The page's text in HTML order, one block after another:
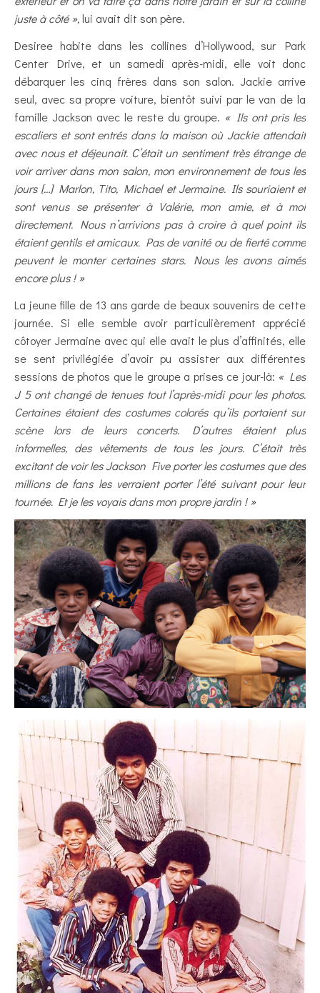
juste à côté »,lui avait dit son père.
Desiree habite dans les collines d’Hollywood, sur Park
Center Drive, et un samedi après-midi, elle voit donc
débarquer les cinq frères dans son salon. Jackie arrive
seul, avec sa propre voiture, bientôt suivi par le van de la
famille Jackson avec le reste du groupe. « Ils ont pris les
escaliers et sont entrés dans la maison où Jackie attendait
avec nous et déjeunait. C’était un sentiment très étrange de
voir arriver dans mon salon, mon environnement de tous les
jours […] Marlon, Tito, Michael et Jermaine. Ils souriaient et
sont venus se présenter à Valérie, mon amie, et à moi
directement. Nous n’arrivions pas à croire à quel point ils
étaient gentils et amicaux. Pas de vanité ou de fierté comme
peuvent le monter certaines stars. Nous les avons aimés
encore plus ! »
La jeune fille de 13 ans garde de beaux souvenirs de cette
journée. Si elle semble avoir particulièrement apprécié
côtoyer Jermaine avec qui elle avait le plus d’affinités, elle
se sent privilégiée d’avoir pu assister aux différentes
sessions de photos que le groupe a prises ce jour-là: « Les
J 5 ont changé de tenues tout l’après-midi pour les photos.
Certaines étaient des costumes colorés qu’ils portaient sur
scène lors de leurs concerts. D’autres étaient plus
informelles, des vêtements de tous les jours. C’était très
excitant de voir les Jackson Five porter les costumes que des
millions de fans les verraient porter l’été suivant pour leur
tournée. Et je les voyais dans mon propre jardin ! »